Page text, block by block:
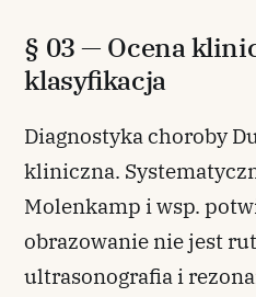
§ 03 — Ocena
klasyfikacja
Diagnostyka choroby
kliniczna.
Molenkamp i wsp.
obrazowanie nie jest
ultrasonografia i